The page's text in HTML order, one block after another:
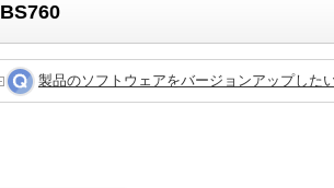
BS760
製品のソフトウェアをバージョンアップした